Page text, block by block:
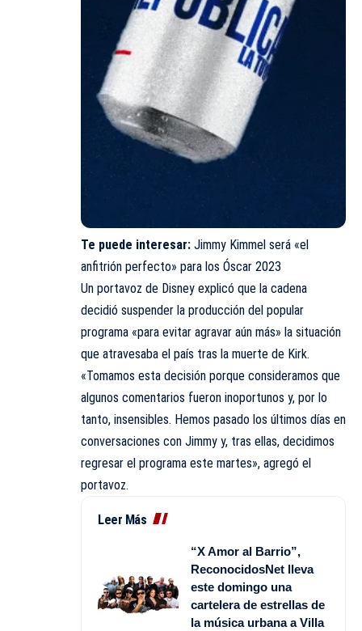
Te puede interesar: Jimmy Kimmel será «el
anfitrión perfecto» para los Óscar 2023
Un portavoz de Disney explicó que la cadena
decidió suspender la producción del popular
programa «para evitar agravar aún más» la situación
que atravesaba el país tras la muerte de Kirk.
«Tomamos esta decisión porque consideramos que
algunos comentarios fueron inoportunos y, por lo
tanto, insensibles. Hemos pasado los últimos días en
conversaciones con Jimmy y, tras ellas, decidimos
regresar el programa este martes», agregó el
portavoz.
Leer Más
“X Amor al Barrio”,
ReconocidosNet lleva
este domingo una
cartelera de estrellas de
la música urbana a Villa